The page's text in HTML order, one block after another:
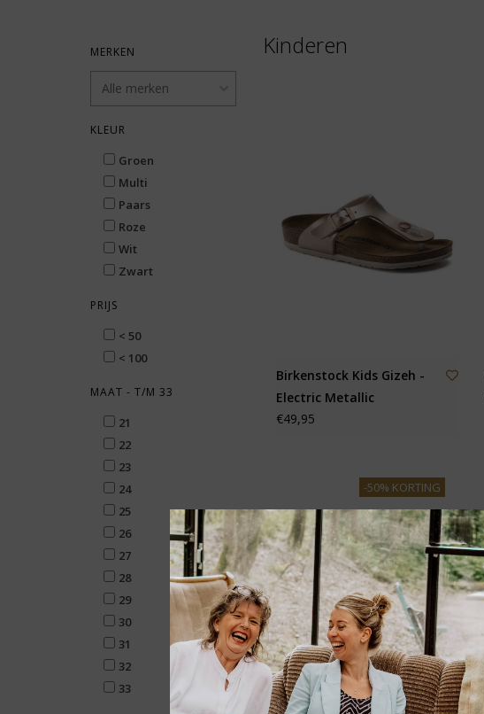
MERKEN
KLEUR
Groen
Multi
Paars
Roze
Wit
Zwart
PRIJS
< 50
< 100
MAAT - T/M 33
21
22
23
24
25
26
27
28
29
30
31
32
33
Kinderen
Birkenstock Kids Gizeh -
Electric Metallic
€49,95
-50% KORTING